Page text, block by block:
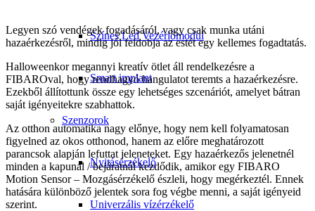
Színes Led Vezérlőmodul
Smart implant
Szenzorok
Nyitásérzékelő
Univerzális vízérzékelő
Legyen szó vendégek fogadásáról, vagy csak munka utáni
hazaérkezésről, mindig jól feldobja az estét egy kellemes fogadtatás.
Halloweenkor megannyi kreatív ötlet áll rendelkezésre a
FIBAROval, hogy rendhagyó hangulatot teremts a hazaérkezésre.
Ezekből állítottunk össze egy lehetséges szcenáriót, amelyet bátran
saját igényeitekre szabhattok.
Az otthon automatika nagy előnye, hogy nem kell folyamatosan
figyelned az okos otthonod, hanem az előre meghatározott
parancsok alapján lefuttat jeleneteket. Egy hazaérkezős jelenetnél
minden a kapunál / bejáratnál kezdődik, amikor egy FIBARO
Motion Sensor – Mozgásérzékelő észleli, hogy megérkeztél. Ennek
hatására különböző jelentek sora fog végbe menni, a saját igényeid
szerint.